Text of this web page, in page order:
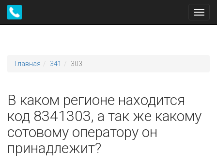
Главная 341 303
В каком регионе находится
код 8341303, а так же какому
сотовому оператору он
принадлежит?